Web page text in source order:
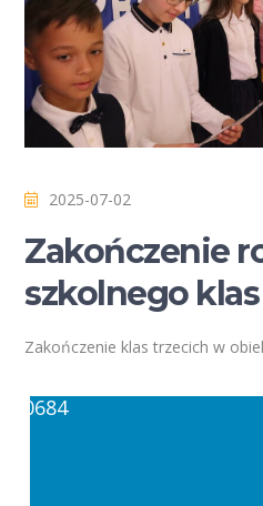
2025-07-02
Zakończenie
szkolnego
Zakończenie klas trzecich w